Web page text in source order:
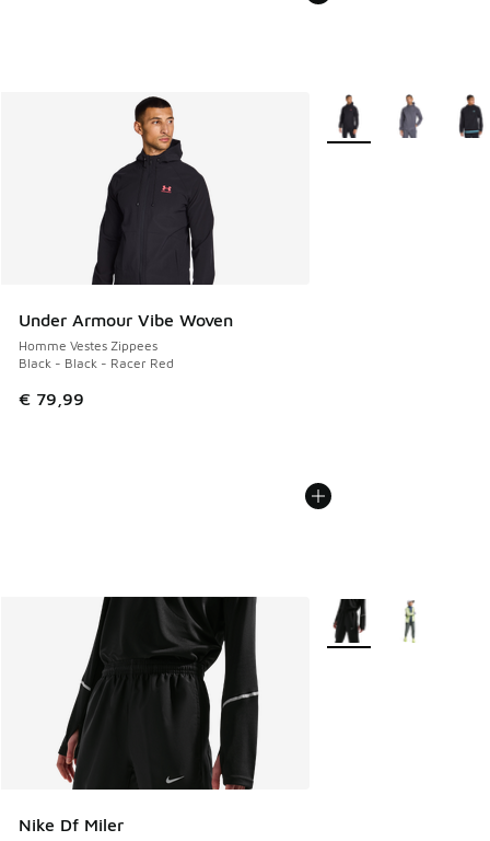
Under Armour Vibe Woven
Homme Vestes Zippees
Black - Black - Racer Red
€ 79,99
Plus de couleurs
Nike Df Miler
Plus de couleurs